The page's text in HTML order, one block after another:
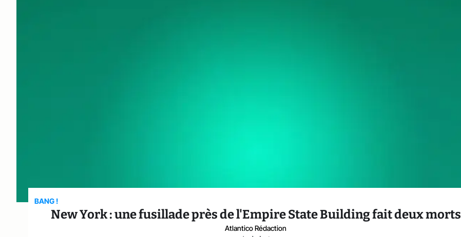
BANG !
New York : une fusillade près de l'Empire State Building fait deux morts
Atlantico Rédaction